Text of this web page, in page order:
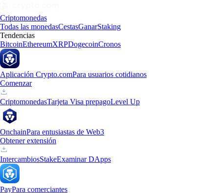
Criptomonedas
Todas las monedasCestasGanarStaking
Tendencias
BitcoinEthereumXRPDogecoinCronos
Aplicación Crypto.comPara usuarios cotidianos
Comenzar
CriptomonedasTarjeta Visa prepagoLevel Up
OnchainPara entusiastas de Web3
Obtener extensión
IntercambiosStakeExaminar DApps
PayPara comerciantes